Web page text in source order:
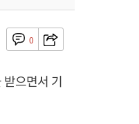
0
으면서 기